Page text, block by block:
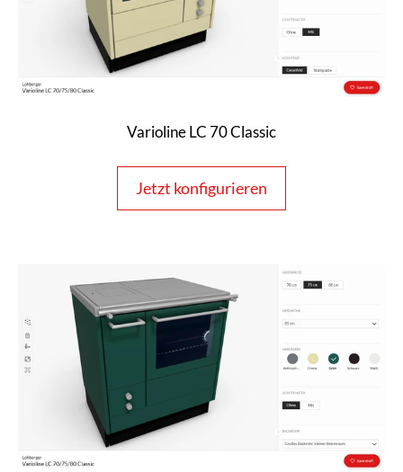
Varioline LC 70 Classic
Jetzt konfigurieren